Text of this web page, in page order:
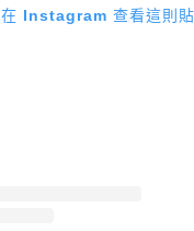
在 Instagram 查看這則